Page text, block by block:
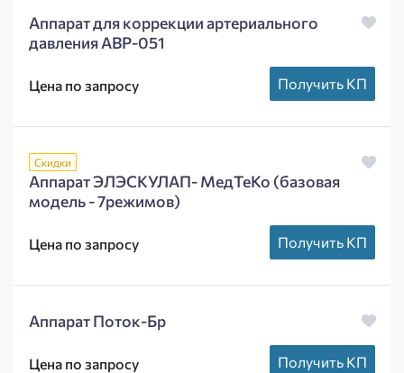
Аппарат для коррекции артериального
давления AВР-051
Цена по запросу Получить КП
Скидки
Аппарат ЭЛЭСКУЛАП- МедТеКо (базовая
модель - 7режимов)
Цена по запросу Получить КП
Аппарат Поток-Бр
Цена по запросу Получить КП